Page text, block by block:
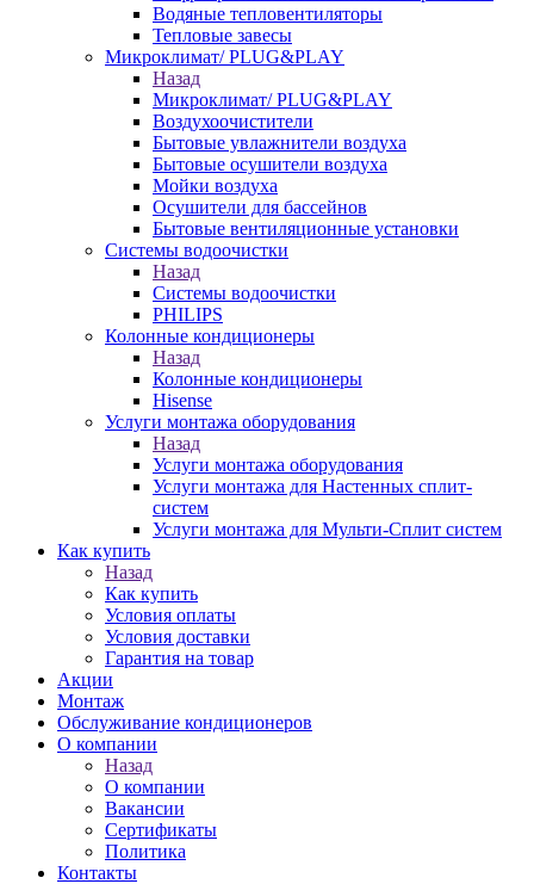
Водяные тепловентиляторы
Тепловые завесы
Микроклимат/ PLUG&PLAY
Назад
Микроклимат/ PLUG&PLAY
Воздухоочистители
Бытовые увлажнители воздуха
Бытовые осушители воздуха
Мойки воздуха
Осушители для бассейнов
Бытовые вентиляционные установки
Системы водоочистки
Назад
Системы водоочистки
PHILIPS
Колонные кондиционеры
Назад
Колонные кондиционеры
Hisense
Услуги монтажа оборудования
Назад
Услуги монтажа оборудования
Услуги монтажа для Настенных сплит-
систем
Услуги монтажа для Мульти-Сплит систем
Как купить
Назад
Как купить
Условия оплаты
Условия доставки
Гарантия на товар
Акции
Монтаж
Обслуживание кондиционеров
О компании
Назад
О компании
Вакансии
Сертификаты
Политика
Контакты